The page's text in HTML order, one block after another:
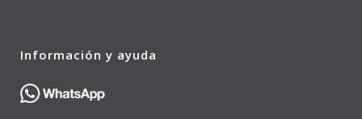
Información y ayuda